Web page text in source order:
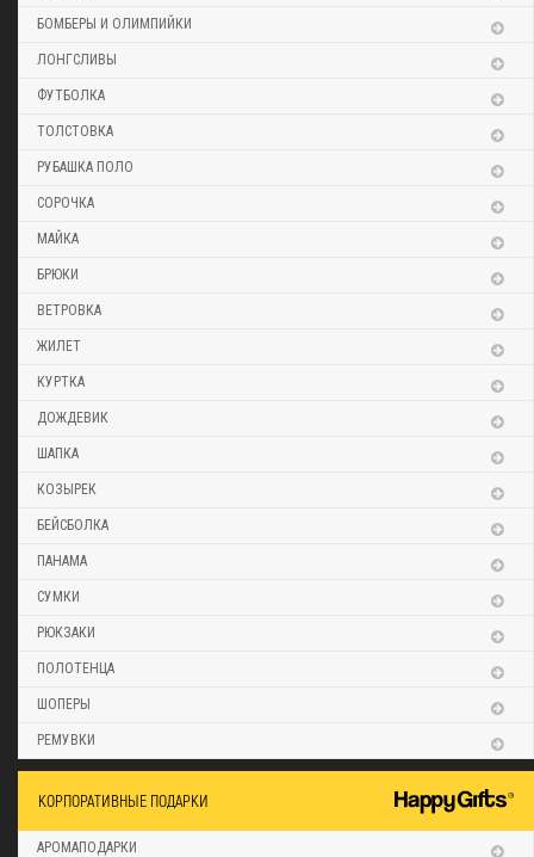
БОМБЕРЫ И ОЛИМПИЙКИ
ЛОНГСЛИВЫ
ФУТБОЛКА
ТОЛСТОВКА
РУБАШКА ПОЛО
СОРОЧКА
МАЙКА
БРЮКИ
ВЕТРОВКА
ЖИЛЕТ
КУРТКА
ДОЖДЕВИК
ШАПКА
КОЗЫРЕК
БЕЙСБОЛКА
ПАНАМА
СУМКИ
РЮКЗАКИ
ПОЛОТЕНЦА
ШОПЕРЫ
РЕМУВКИ
КОРПОРАТИВНЫЕ ПОДАРКИ
АРОМАПОДАРКИ